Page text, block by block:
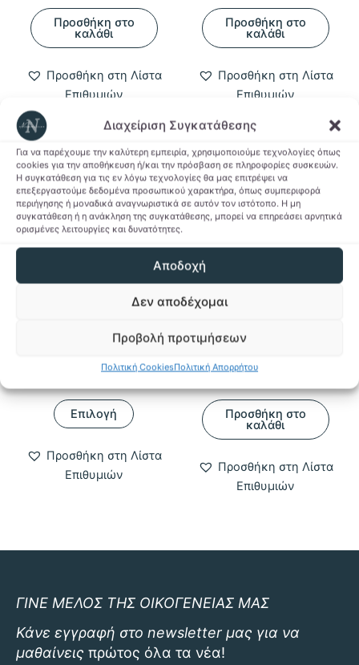
Διαχείριση Συγκατάθεσης
Για να παρέχουμε την καλύτερη εμπειρία, χρησιμοποιούμε τεχνολογίες όπως
cookies για την αποθήκευση ή/και την πρόσβαση σε πληροφορίες συσκευών.
Η συγκατάθεση για τις εν λόγω τεχνολογίες θα μας επιτρέψει να
επεξεργαστούμε δεδομένα προσωπικού χαρακτήρα, όπως συμπεριφορά
περιήγησης ή μοναδικά αναγνωριστικά σε αυτόν τον ιστότοπο. Η μη
συγκατάθεση ή η ανάκληση της συγκατάθεσης, μπορεί να επηρεάσει αρνητικά
ορισμένες λειτουργίες και δυνατότητες.
Αποδοχή
Δεν αποδέχομαι
Προβολή προτιμήσεων
Πολιτική CookiesΠολιτική Απορρήτου
Προσθήκη στο
καλάθι
Προσθήκη στη Λίστα
Επιθυμιών
Προσθήκη στο
καλάθι
Προσθήκη στη Λίστα
Επιθυμιών
-37%
-37%
Γυναικείο T-shirt
Never Stop Dreaming
range:
6,90 €
through
Επιλογή
το
έχει
επιλεγούν
σελίδα
του
Προσθήκη στη Λίστα
Επιθυμιών
Αυτοκόλλητα Stitch
Προσθήκη στο
καλάθι
Προσθήκη στη Λίστα
Επιθυμιών
ΓΙΝΕ ΜΕΛΟΣ ΤΗΣ ΟΙΚΟΓΕΝΕΙΑΣ ΜΑΣ
Κάνε εγγραφή στο newsletter μας για να
μαθαίνεις πρώτος όλα τα νέα!